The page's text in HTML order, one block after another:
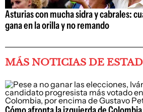
Asturias con mucha sidra y cabrales:
gana en la orilla y no remando
MÁS NOTICIAS DE